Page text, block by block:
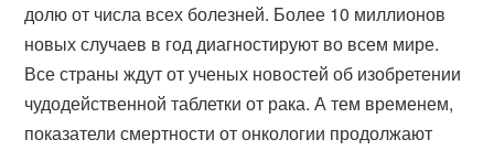
долю от числа всех болезней. Более 10 миллионов
новых случаев в год диагностируют во всем мире.
Все страны ждут от ученых новостей об изобретении
чудодейственной таблетки от рака. А тем временем,
показатели смертности от онкологии продолжают